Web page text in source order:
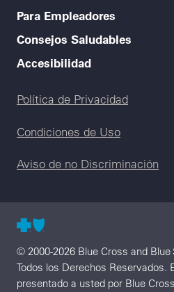
Para Empleadores
Consejos Saludables
Accesibilidad
Legal menu
Política de Privacidad
Condiciones de Uso
Aviso de no Discriminación
© 2000-2026 Blue Cross and
Todos los Derechos Reservados.
presentado a usted por Blue